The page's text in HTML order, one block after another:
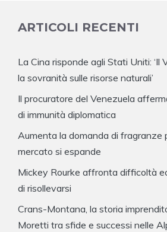
ARTICOLI RECENTI
La Cina risponde agli Stati Uniti: ‘Il
la sovranità sulle risorse naturali’
Il procuratore del Venezuela
di immunità diplomatica
Aumenta la domanda di fragranze
mercato si espande
Mickey Rourke affronta difficoltà
di risollevarsi
Crans-Montana, la storia
Moretti tra sfide e successi nelle